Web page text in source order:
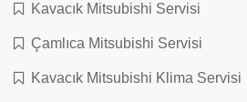
Kavacık Mitsubishi Servisi
Çamlıca Mitsubishi Servisi
Kavacık Mitsubishi Klima Servisi